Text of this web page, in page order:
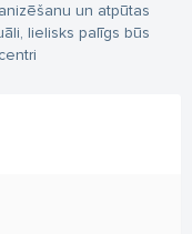
un atpūtas
lielisks palīgs būs